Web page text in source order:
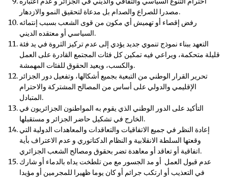
مصدرا للصراع والصدام بل مدعاة لتحقيق النمو والازدهار.
رفض إقصاء أو تهميش أي مكون من قوى الشعب بسبب إنتمائه
السياسي أو معتقده الديني.
التعهد ببناء نموذج تنموي جديد يؤدي إلى عدم تركيز الثروة في يد فئة
قليلة متحكمة، ويراعي فيه تمكين كل فئات المجتمع القادرة على العمل
والكسب، ويعيد الحقوق للفئات المهمشة.
تحرير القرار الوطني من التبعية بجميع أشكالها، وتفعيل دور الجزائر
الإقليمي والدولي على أساس من المصالح المشتركة والاحترام
المتبادل.
التأكيد على الدور الوطني الذي يقوم به المواطنون الجزائريون في
الخارج في تشكيل حاضر الجزائر و مستقبلها.
إعادة النظر في جميع الاتفاقيات والتعاقدات والمعاهدات الدولية التي
وقعتها السلطة الانقلابية و النظام الدكتاتوري و عدم الاعتراف بأية
اتفاقية أو تعاقد أو معاهدة تضر بحقوق ومصالح الشعب الجزائري.
عدم قبول العمل أو مد الجسور مع من تلطخت يداه بالدماء أو شارك
في التعذيب أو ارتكب جرائم أو كان يوما ظهيرا للمجرمين أو مؤيدا